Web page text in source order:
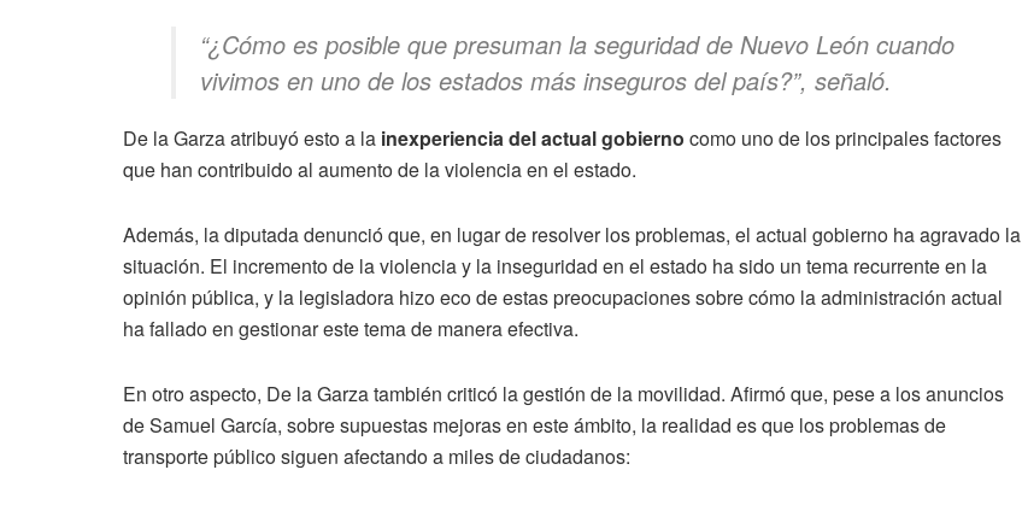
“¿Cómo es posible que presuman la seguridad de Nuevo León cuando
vivimos en uno de los estados más inseguros del país?”, señaló.
De la Garza atribuyó esto a la inexperienciadel actual gobierno como uno de los principales factores
que han contribuido al aumento de la violencia en el estado.
Además, la diputada denunció que, en lugar de resolver los problemas, el actual gobierno ha agravado la
situación. El incremento de la violencia y la inseguridad en el estado ha sido un tema recurrente en la
opinión pública, y la legisladora hizo eco de estas preocupaciones sobre cómo la administración actual
ha fallado en gestionar este tema de manera efectiva.
En otro aspecto, De la Garza también criticó la gestión de la movilidad. Afirmó que, pese a los anuncios
de Samuel García, sobre supuestas mejoras en este ámbito, la realidad es que los problemas de
transporte público siguen afectando a miles de ciudadanos: